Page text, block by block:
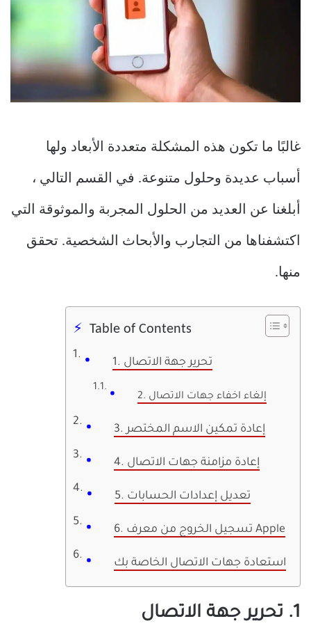
غالبًا ما تكون هذه المشكلة متعددة الأبعاد ولها
أسباب عديدة وحلول متنوعة. في القسم التالي ،
أبلغنا عن العديد من الحلول المجربة والموثوقة التي
اكتشفناها من التجارب والأبحاث الشخصية. تحقق
منها.
Table of Contents
1. تحرير جهة الاتصال
2. إلغاء اخفاء جهات الاتصال
3. إعادة تمكين الاسم المختصر
4. إعادة مزامنة جهات الاتصال
5. تعديل إعدادات الحسابات
6. تسجيل الخروج من معرف Apple
استعادة جهات الاتصال الخاصة بك
1. تحرير جهة الاتصال